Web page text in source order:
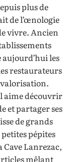
plus de
de l’œnologie
vivre. Ancien
les
restaurateurs
aime découvrir
et partager ses
de grands
pépites
Lanrezac,
mêlant